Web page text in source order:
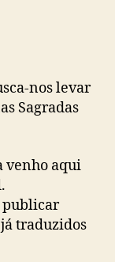
nos levar
Sagradas
venho aqui
publicar
traduzidos